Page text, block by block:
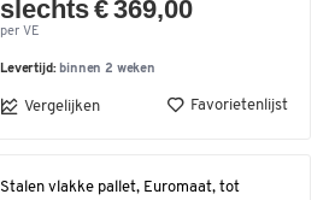
slechts € 369,00
per VE
Levertijd: binnen 2 weken
Vergelijken Favorietenlijst
Stalen vlakke pallet, Euromaat, tot